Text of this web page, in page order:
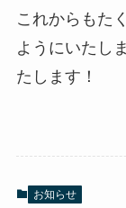
これからもた
ようにいたし
たします！
お知らせ